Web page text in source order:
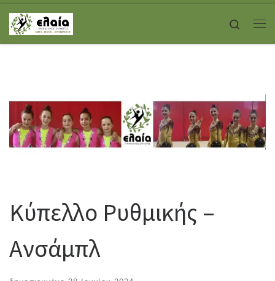
Skip to content
Search
Κύπελλο Ρυθμικής –
Ανσάμπλ